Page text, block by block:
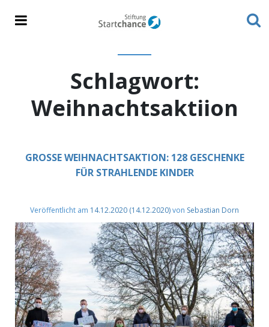
Schlagwort:
Weihnachtsaktiion
GROSSE WEIHNACHTSAKTION: 128 GESCHENKE F
ÜR STRAHLENDE KINDER
Veröffentlicht am 14.12.2020 (14.12.2020)von Sebastian Dorn